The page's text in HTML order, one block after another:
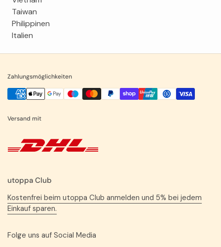
Taiwan
Philippinen
Italien
Zahlungsmöglichkeiten
Versand mit
utoppa Club
Kostenfrei beim utoppa Club anmelden und 5% bei jedem
Einkauf sparen.
Folge uns auf Social Media